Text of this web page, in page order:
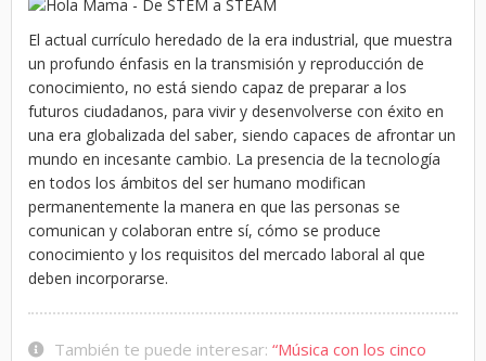
El actual currículo heredado de la era industrial, que muestra
un profundo énfasis en la transmisión y reproducción de
conocimiento, no está siendo capaz de preparar a los
futuros ciudadanos, para vivir y desenvolverse con éxito en
una era globalizada del saber, siendo capaces de afrontar un
mundo en incesante cambio. La presencia de la tecnología
en todos los ámbitos del ser humano modifican
permanentemente la manera en que las personas se
comunican y colaboran entre sí, cómo se produce
conocimiento y los requisitos del mercado laboral al que
deben incorporarse.
También te puede interesar: “Música con los cinco